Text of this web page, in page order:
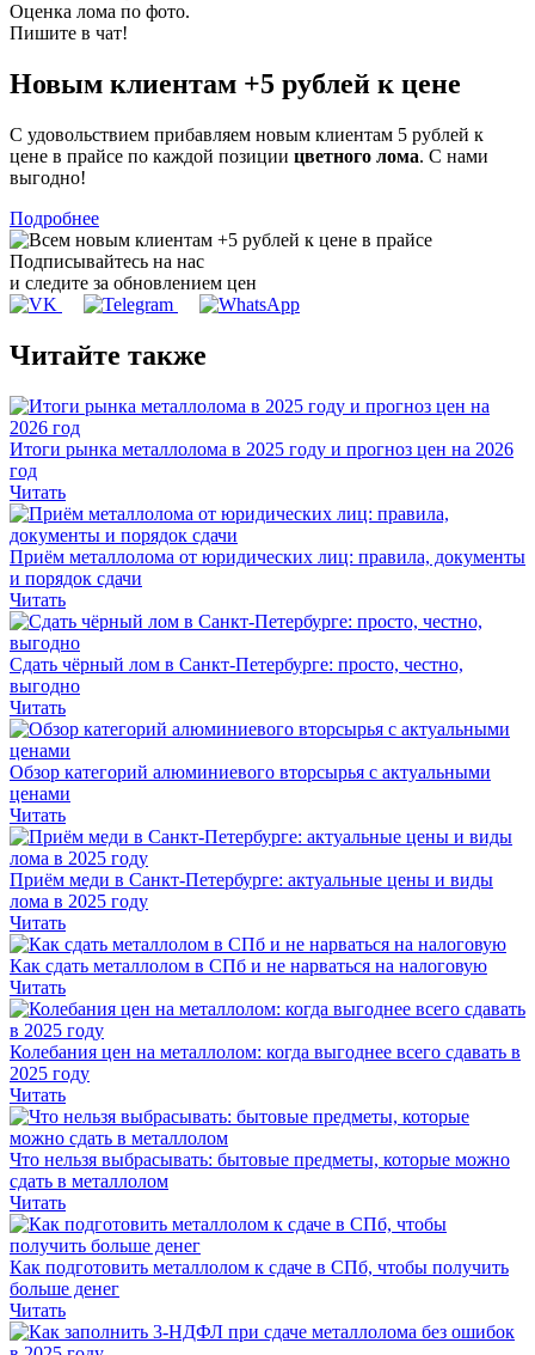
Оценка лома по фото.
Пишите в чат!
Новым клиентам +5 рублей к цене
С удовольствием прибавляем новым клиентам 5 рублей к
цене в прайсе по каждой позиции цветного лома. С нами
выгодно!
Подробнее
Подписывайтесь на нас
и следите за обновлением цен
Читайте также
Итоги рынка металлолома в 2025 году и прогноз цен на 2026
год
Читать
Приём металлолома от юридических лиц: правила, документы
и порядок сдачи
Читать
Сдать чёрный лом в Санкт-Петербурге: просто, честно,
выгодно
Читать
Обзор категорий алюминиевого вторсырья с актуальными
ценами
Читать
Приём меди в Санкт-Петербурге: актуальные цены и виды
лома в 2025 году
Читать
Как сдать металлолом в СПб и не нарваться на налоговую
Читать
Колебания цен на металлолом: когда выгоднее всего сдавать в
2025 году
Читать
Что нельзя выбрасывать: бытовые предметы, которые можно
сдать в металлолом
Читать
Как подготовить металлолом к сдаче в СПб, чтобы получить
больше денег
Читать